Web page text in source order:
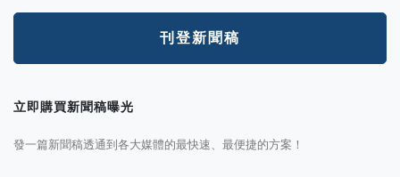
刊登新聞稿
立即購買新聞稿曝光
發一篇新聞稿透通到各大媒體的最快速、最便捷的方案！